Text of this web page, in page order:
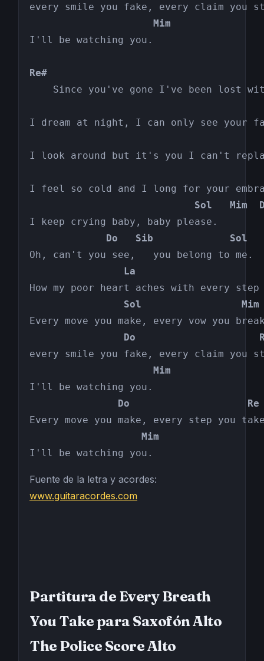
                     Mim
I'll be watching you.
Re#
Sol   Mim
             Do   Sib             Sol
La
                Sol                 Mim
Do
                     Mim
               Do                    Re
                   Mim
I'll be watching you.
Fuente de la letra y acordes:
www.guitaracordes.com
Partitura de Every Breath
You Take para Saxofón Alto
The Police Score Alto